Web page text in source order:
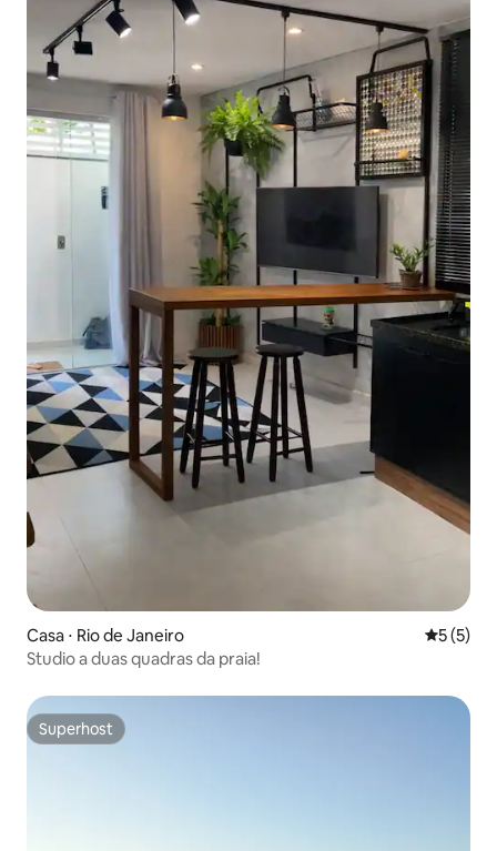
Casa ⋅ Rio de Janeiro 5 de
5 (5)
Studio a duas quadras da praia!
Superhost
Superhost